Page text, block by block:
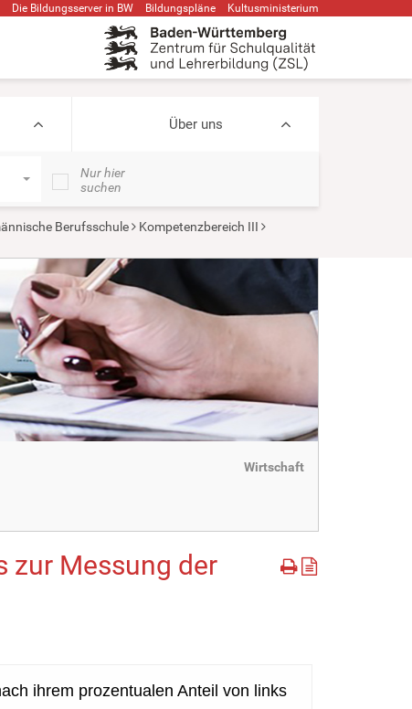
Die Bildungsserver in BW Bildungspläne Kultusministerium
Über uns
Nur hier
suchen
Berufsschule
Kompetenzbereich III
Wirtschaft
zur Messung der